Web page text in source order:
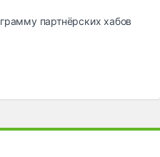
партнёрских хабов